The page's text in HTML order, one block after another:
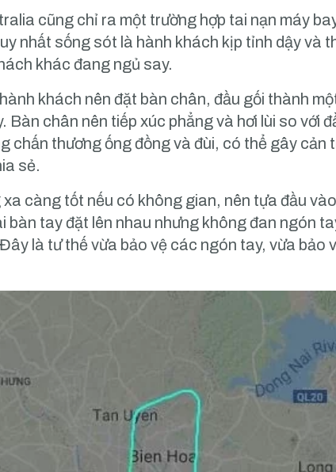
cũng chỉ ra một trường hợp tai nạn máy
nhất sống sót là hành khách kịp tỉnh dậy và
khác đang ngủ say.
khách nên đặt bàn chân, đầu gối thành
Bàn chân nên tiếp xúc phẳng và hơi lùi so với
chấn thương ống đồng và đùi, có thể gây cản
sẻ.
càng tốt nếu có không gian, nên tựa đầu
bàn tay đặt lên nhau nhưng không đan ngón
là tư thế vừa bảo vệ các ngón tay, vừa bảo